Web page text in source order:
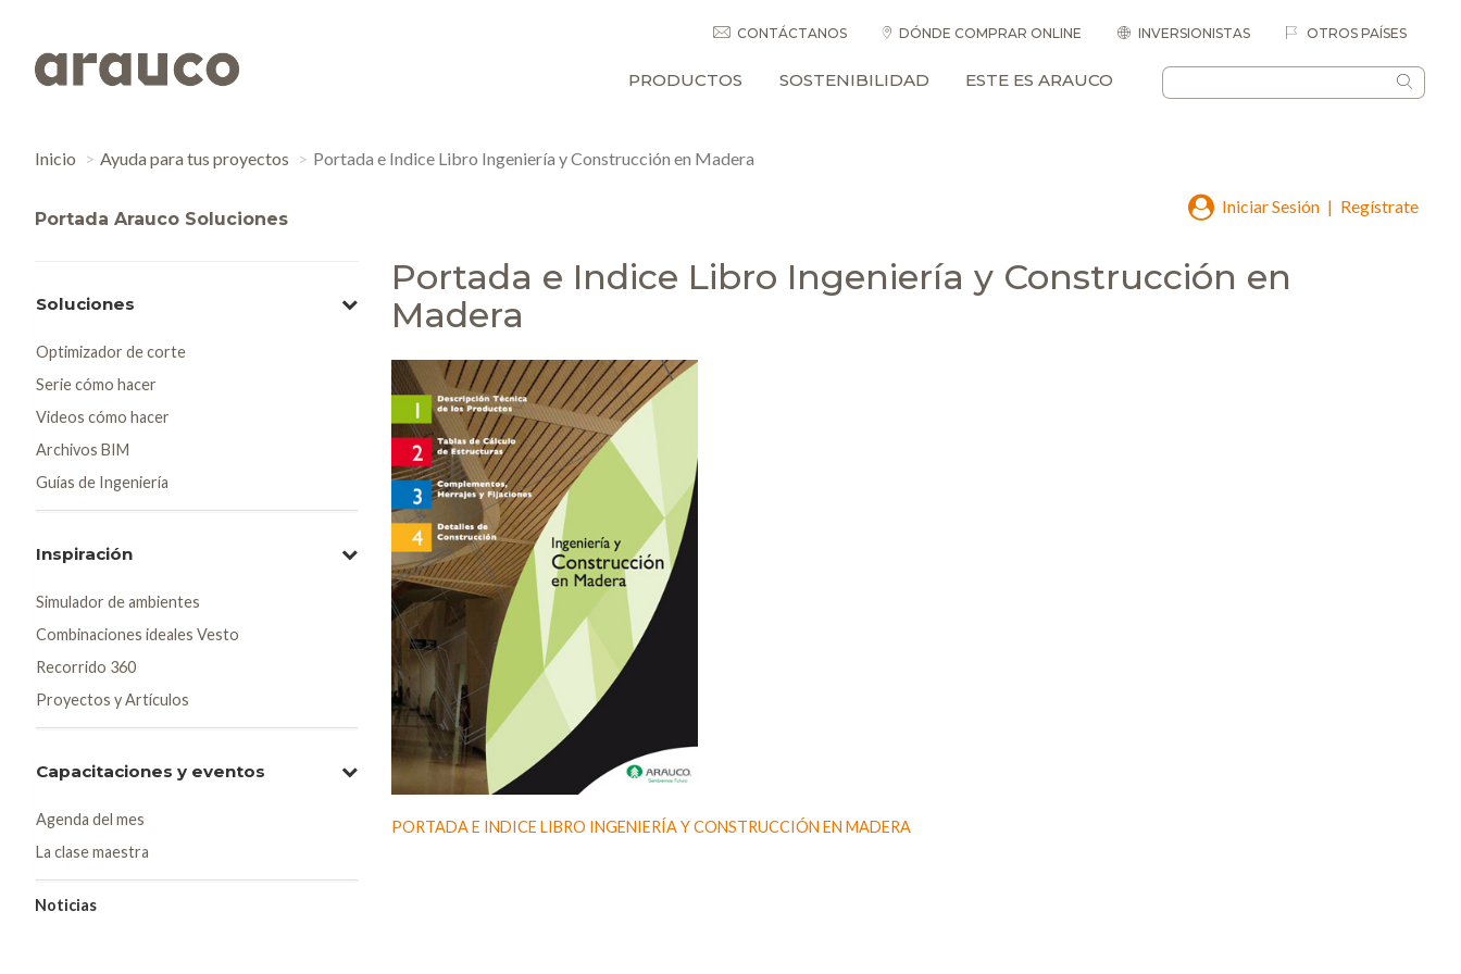
CONTÁCTANOS DÓNDE COMPRAR ONLINE INVERSIONISTAS OTROS PAÍSES
PRODUCTOS SOSTENIBILIDAD ESTE ES ARAUCO
Inicio Ayuda para tus proyectos Portada e Indice Libro Ingeniería y Construcción en Madera
Portada Arauco Soluciones
Soluciones
Optimizador de corte
Serie cómo hacer
Videos cómo hacer
Archivos BIM
Guías de Ingeniería
Inspiración
Simulador de ambientes
Combinaciones ideales Vesto
Recorrido 360
Proyectos y Artículos
Capacitaciones y eventos
Agenda del mes
La clase maestra
Noticias
Iniciar Sesión | Regístrate
Portada e Indice Libro Ingeniería y Construcción en
Madera
PORTADA E INDICE LIBRO INGENIERÍA Y CONSTRUCCIÓN EN MADERA